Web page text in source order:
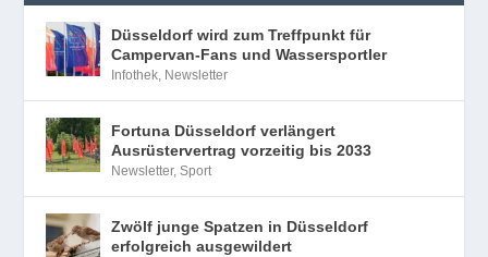
Düsseldorf wird zum Treffpunkt für
Campervan-Fans und Wassersportler
Infothek, Newsletter
Fortuna Düsseldorf verlängert
Ausrüstervertrag vorzeitig bis 2033
Newsletter,Sport
Zwölf junge Spatzen in Düsseldorf
erfolgreich ausgewildert